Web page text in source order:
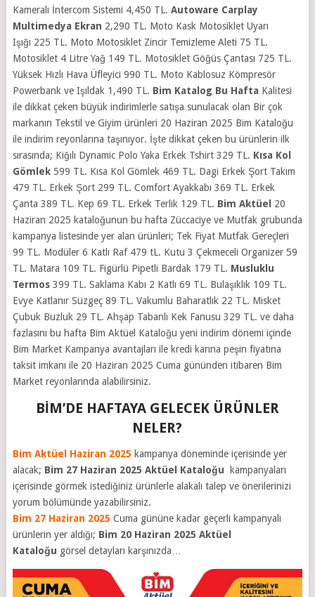
Kameralı İntercom Sistemi 4,450 TL. Autoware Carplay
Multimedya Ekran 2,290 TL. Moto Kask Motosiklet Uyarı
Işığı 225 TL. Moto Motosiklet Zincir Temizleme Aleti 75 TL.
Motosiklet 4 Litre Yağ 149 TL. Motosiklet Göğüs Çantası 725 TL.
Yüksek Hızlı Hava Üfleyici 990 TL. Moto Kablosuz Kömpresör
Powerbank ve Işıldak 1,490 TL. Bim Katalog Bu Hafta Kalitesi
ile dikkat çeken büyük indirimlerle satışa sunulacak olan Bir çok
markanın Tekstil ve Giyim ürünleri 20 Haziran 2025 Bim Kataloğu
ile indirim reyonlarına taşınıyor. İşte dikkat çeken bu ürünlerin ilk
sırasında; Kiğılı Dynamic Polo Yaka Erkek Tshirt 329 TL. Kısa Kol
Gömlek599 TL. Kısa Kol Gömlek 469 TL. Dagi Erkek Şort Takım
479 TL. Erkek Şort 299 TL. Comfort Ayakkabı 369 TL. Erkek
Çanta 389 TL. Kep 69 TL. Erkek Terlik 129 TL. Bim Aktüel 20
Haziran 2025 kataloğunun bu hafta Züccaciye ve Mutfak grubunda
kampanya listesinde yer alan ürünleri; Tek Fiyat Mutfak Gereçleri
99 TL. Modüler 6 Katlı Raf 479 tL. Kutu 3 Çekmeceli Organizer 59
TL. Matara 109 TL. Figürlü Pipetli Bardak 179 TL. Musluklu
Termos399 TL. Saklama Kabı 2 Katlı 69 TL. Bulaşıklık 109 TL.
Evye Katlanır Süzgeç 89 TL. Vakumlu Baharatlık 22 TL. Misket
Çubuk Buzluk 29 TL. Ahşap Tabanlı Kek Fanusu 329 TL. ve daha
fazlasını bu hafta Bim Aktüel Kataloğu yeni indirim dönemi içinde
Bim Market Kampanya avantajları ile kredi karına peşin fiyatına
taksit imkanı ile 20 Haziran 2025 Cuma gününden itibaren Bim
Market reyonlarında alabilirsiniz.
BİM’DE HAFTAYA GELECEK ÜRÜNLER
NELER?
Bim Aktüel Haziran 2025 kampanya döneminde içerisinde yer
alacak; Bim 27 Haziran 2025 Aktüel Kataloğu kampanyaları
içerisinde görmek istediğiniz ürünlerle alakalı talep ve önerilerinizi
yorum bölümünde yazabilirsiniz.
Bim 27 Haziran 2025 Cuma gününe kadar geçerli kampanyalı
ürünlerin yer aldığı; Bim 20 Haziran 2025 Aktüel
Kataloğu görsel detayları karşınızda…